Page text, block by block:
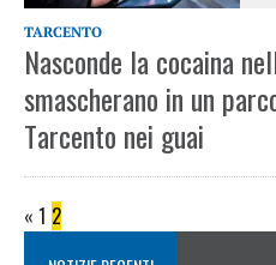
TARCENTO
Nasconde la cocaina
smascherano in un
Tarcento nei guai
« 1 2